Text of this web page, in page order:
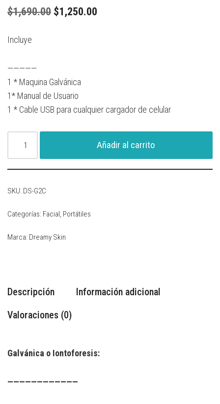
$1,690.00 $1,250.00
Incluye
—————
1 * Maquina Galvánica
1* Manual de Usuario
1 * Cable USB para cualquier cargador de celular
Añadir al carrito
SKU: DS-G2C
Categorías: Facial, Portátiles
Marca: Dreamy Skin
Descripción
Información adicional
Valoraciones (0)
Galvánica o Iontoforesis:
————————————